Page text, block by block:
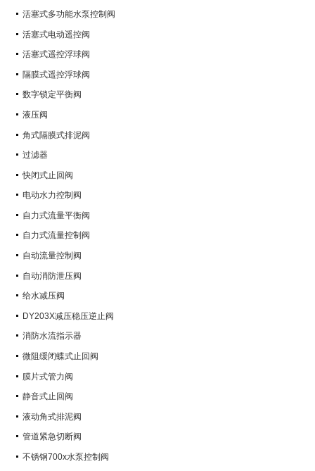
活塞式多功能水泵控制阀
活塞式电动遥控阀
活塞式遥控浮球阀
隔膜式遥控浮球阀
数字锁定平衡阀
液压阀
角式隔膜式排泥阀
过滤器
快闭式止回阀
电动水力控制阀
自力式流量平衡阀
自力式流量控制阀
自动流量控制阀
自动消防泄压阀
给水减压阀
DY203X减压稳压逆止阀
消防水流指示器
微阻缓闭蝶式止回阀
膜片式管力阀
静音式止回阀
液动角式排泥阀
管道紧急切断阀
不锈钢700x水泵控制阀